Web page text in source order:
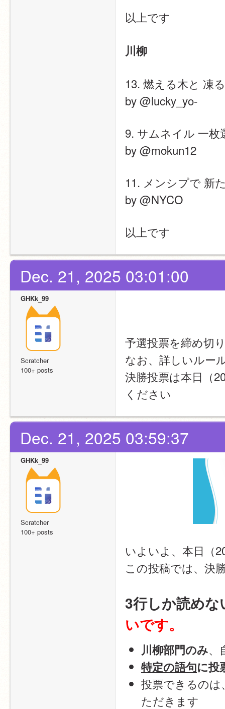
以上です
川柳
13. 燃える木と 凍
by @lucky_yo-
9. サムネイル 一枚
by @mokun12
11. メンシプで 新
by @NYCO
以上です
Dec. 21, 2025 03:01:00
GHKk_99
Scratcher
100+ posts
予選投票を締め切
なお、詳しいルー
決勝投票は本日（
ください
Dec. 21, 2025 03:59:37
GHKk_99
Scratcher
100+ posts
いよいよ、本日（
この投稿では、決
3行しか読めな
いです。
川柳部門のみ、
特定の語句に投
投票できるのは
ただきます